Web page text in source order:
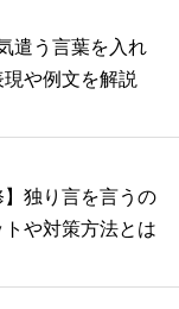
遣う言葉を入れ
や例文を解説
】独り言を言うの
や対策方法とは